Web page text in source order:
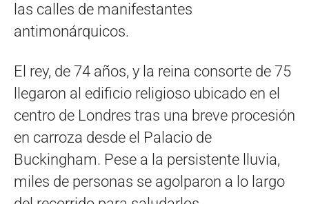
las calles de manifestantes
antimonárquicos.
El rey, de 74 años, y la reina consorte de 75
llegaron al edificio religioso ubicado en el
centro de Londres tras una breve procesión
en carroza desde el Palacio de
Buckingham. Pese a la persistente lluvia,
miles de personas se agolparon a lo largo